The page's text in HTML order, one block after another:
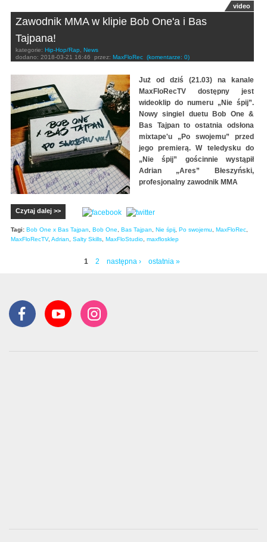
video
Zawodnik MMA w klipie Bob One'a i Bas
Tajpana!
kategorie: Hip-Hop/Rap
News
dodano: 2018-03-21 16:46 przez: MaxFloRec (komentarze: 0)
Już od dziś (21.03) na kanale
MaxFloRecTV dostępny jest
wideoklip do numeru „Nie śpij”.
Nowy singiel duetu Bob One &
Bas Tajpan to ostatnia odsłona
mixtape'u „Po swojemu” przed
jego premierą. W teledysku do
„Nie śpij” gościnnie wystąpił
Adrian „Ares” Błeszyński,
profesjonalny zawodnik MMA
Czytaj dalej >>
Tagi: Bob One x Bas Tajpan Bob One Bas Tajpan Nie śpij Po swojemu MaxFloRec
MaxFloRecTV, Adrian Salty Skills MaxFloStudio maxflosklep
1 2 następna › ostatnia »